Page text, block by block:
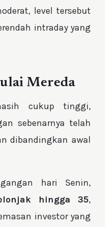
level tersebut
intraday yang
Mereda
cukup tinggi,
sebenarnya telah
dibandingkan awal
hari Senin,
hingga 35,
investor yang